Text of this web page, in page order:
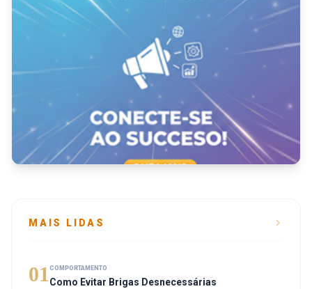
MAIS LIDAS
01 COMPORTAMENTO
Como Evitar Brigas Desnecessárias